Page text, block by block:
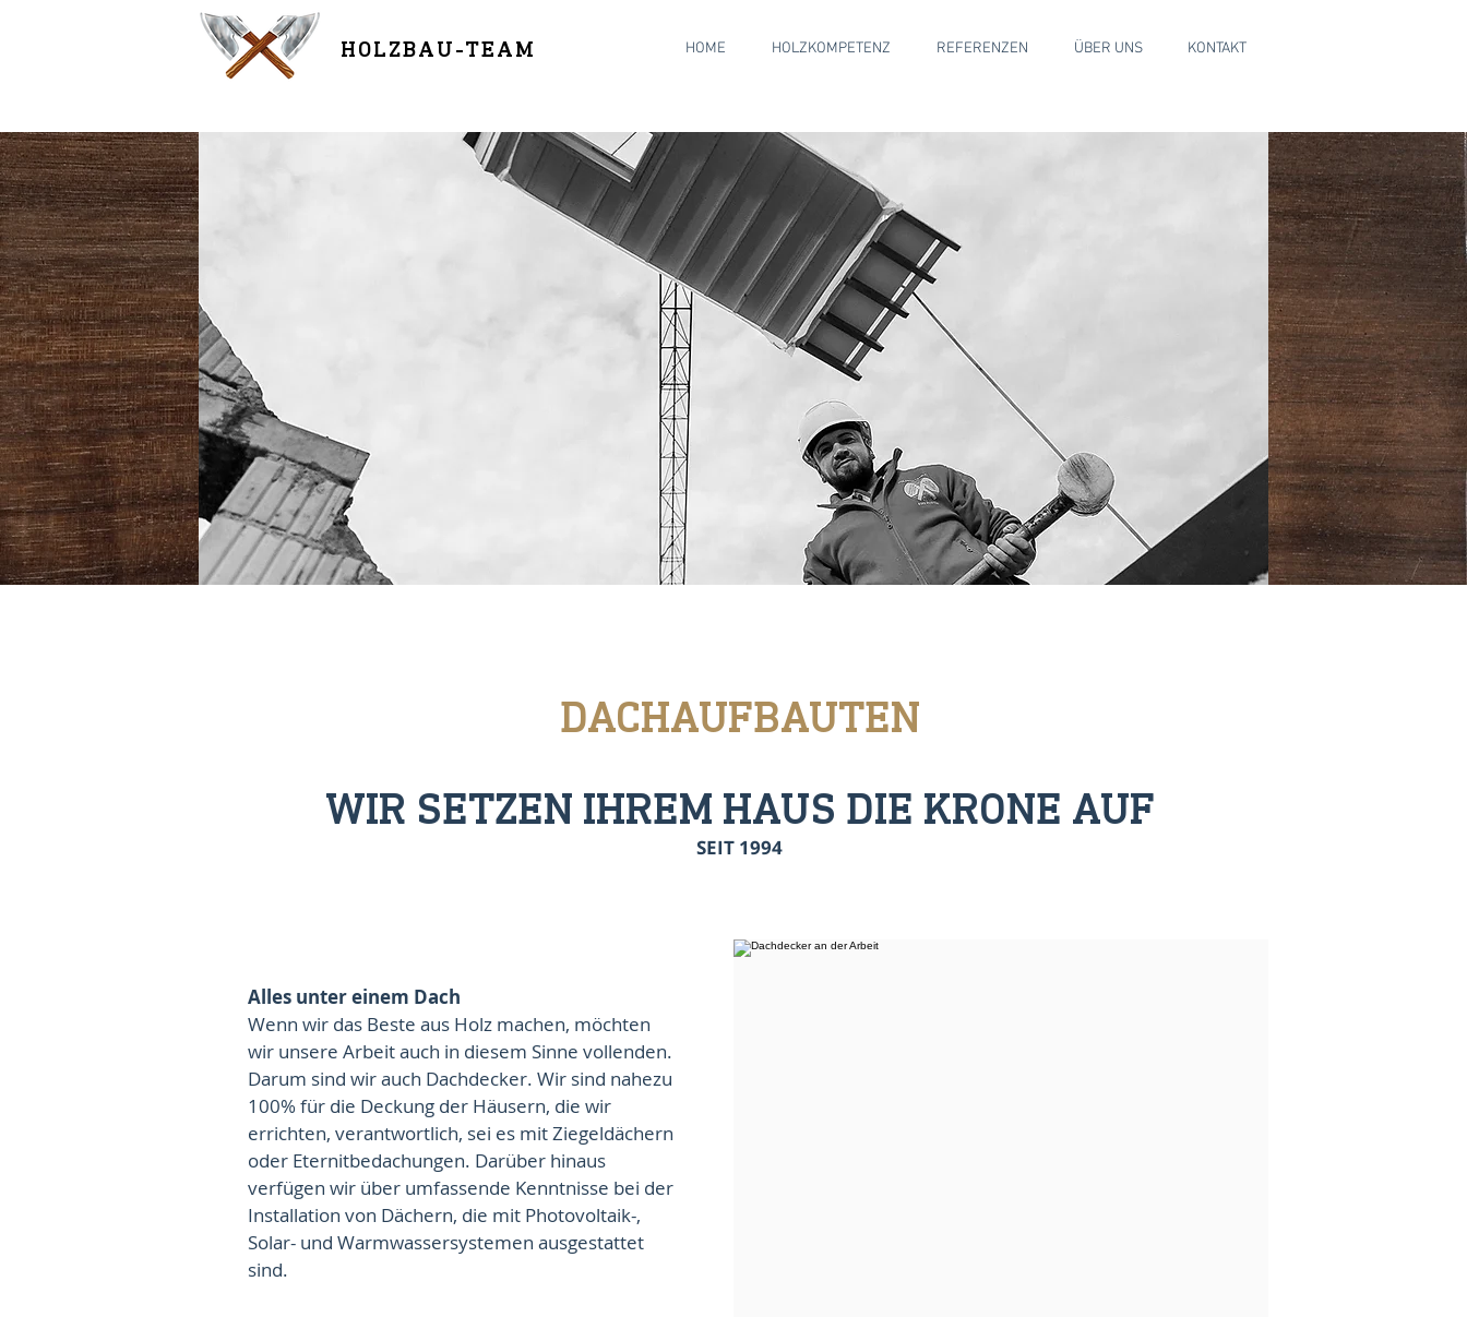
HOLZBAU-TEAM HOME HOLZKOMPETENZ REFERENZEN ÜBER UNS KONTAKT
DACHAUFBAUTEN
WIR SETZEN IHREM HAUS DIE KRONE AUF
SEIT 1994
Alles unter einem Dach
Wenn wir das Beste aus Holz machen, möchten
wir unsere Arbeit auch in diesem Sinne vollenden.
Darum sind wir auch Dachdecker. Wir sind nahezu
100% für die Deckung der Häusern, die wir
errichten, verantwortlich, sei es mit Ziegeldächern
oder Eternitbedachungen. Darüber hinaus
verfügen wir über umfassende Kenntnisse bei der
Installation von Dächern, die mit Photovoltaik-,
Solar- und Warmwassersystemen ausgestattet
sind.